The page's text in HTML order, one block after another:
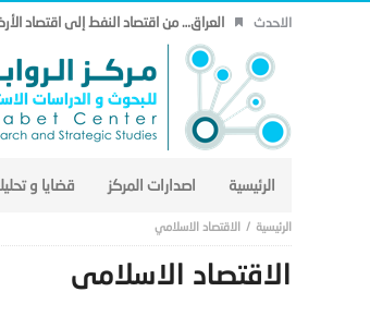
الاحدث العراق… من اقتصاد النفط إلى اقتصاد
الرئيسية اصدارات المركز قضايا و
الاقتصاد الاسلامي
الاقتصاد الاسلامي